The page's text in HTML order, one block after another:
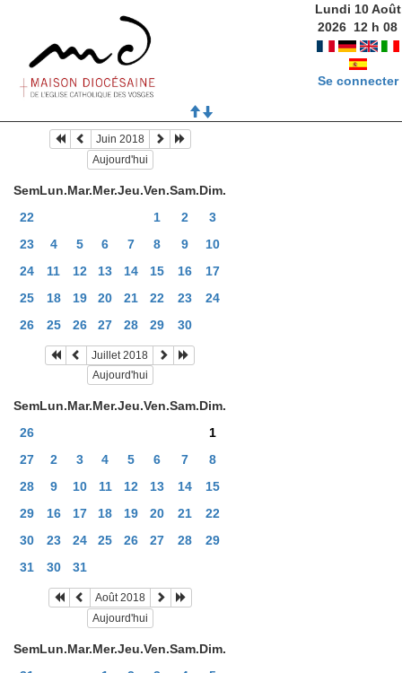
Lundi 10 Août
2026 12 h08
Se connecter
Juin 2018
Aujourd'hui
SemLun.Mar.Mer.Jeu.Ven.Sam.Dim.
22
1 2
3
23
4 5 6 7 8 9
10
24
11 12 13 14 15 16
17
25
18 19 20 21 22 23
24
26
25 26 27 28 29 30
Juillet 2018
Aujourd'hui
SemLun.Mar.Mer.Jeu.Ven.Sam.Dim.
26
1
27
2 3 4 5 6 7
8
28
9 10 11 12 13 14
15
29
16 17 18 19 20 21
22
30
23 24 25 26 27 28
29
31
30 31
Août 2018
Aujourd'hui
SemLun.Mar.Mer.Jeu.Ven.Sam.Dim.